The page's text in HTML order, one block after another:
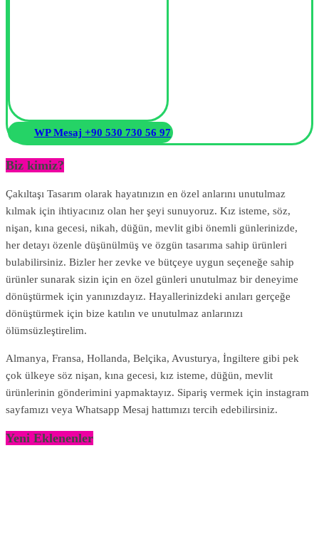
WP Mesaj +90 530 730 56 97
Biz kimiz?
Çakıltaşı Tasarım olarak hayatınızın en özel anlarını unutulmaz
kılmak için ihtiyacınız olan her şeyi sunuyoruz. Kız isteme, söz,
nişan, kına gecesi, nikah, düğün, mevlit gibi önemli günlerinizde,
her detayı özenle düşünülmüş ve özgün tasarıma sahip ürünleri
bulabilirsiniz. Bizler her zevke ve bütçeye uygun seçeneğe sahip
ürünler sunarak sizin için en özel günleri unutulmaz bir deneyime
dönüştürmek için yanınızdayız. Hayallerinizdeki anıları gerçeğe
dönüştürmek için bize katılın ve unutulmaz anlarınızı
ölümsüzleştirelim.
Almanya, Fransa, Hollanda, Belçika, Avusturya, İngiltere gibi pek
çok ülkeye söz nişan, kına gecesi, kız isteme, düğün, mevlit
ürünlerinin gönderimini yapmaktayız. Sipariş vermek için instagram
sayfamızı veya Whatsapp Mesaj hattımızı tercih edebilirsiniz.
Yeni Eklenenler